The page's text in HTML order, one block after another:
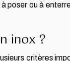
poser ou à
inox ?
critères